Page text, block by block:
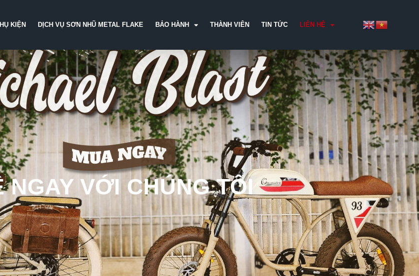
KIỆN DỊCH VỤ SƠN NHŨ METAL FLAKE BẢO HÀNH THÀNH VIÊN TIN TỨC LIÊN HỆ
NGAY VỚI CHÚNG TÔI